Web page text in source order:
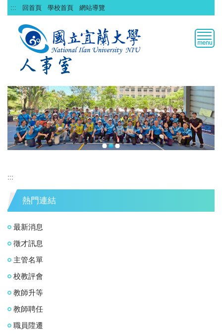
跳
到
::: 回首頁 學校首頁 網站導覽
:::
熱門連結
最新消息
徵才訊息
主管名單
校教評會
教師升等
教師聘任
職員陞遷